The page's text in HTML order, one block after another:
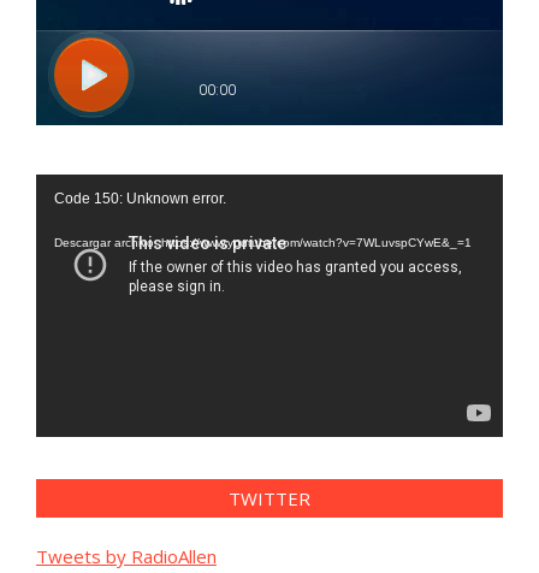
Reproductor
vídeo
Code 150: Unknown error.
Descargar archivo: https://www.youtube.com/watch?v=7WLuvspCYwE&_=1
TWITTER
Tweets by RadioAllen